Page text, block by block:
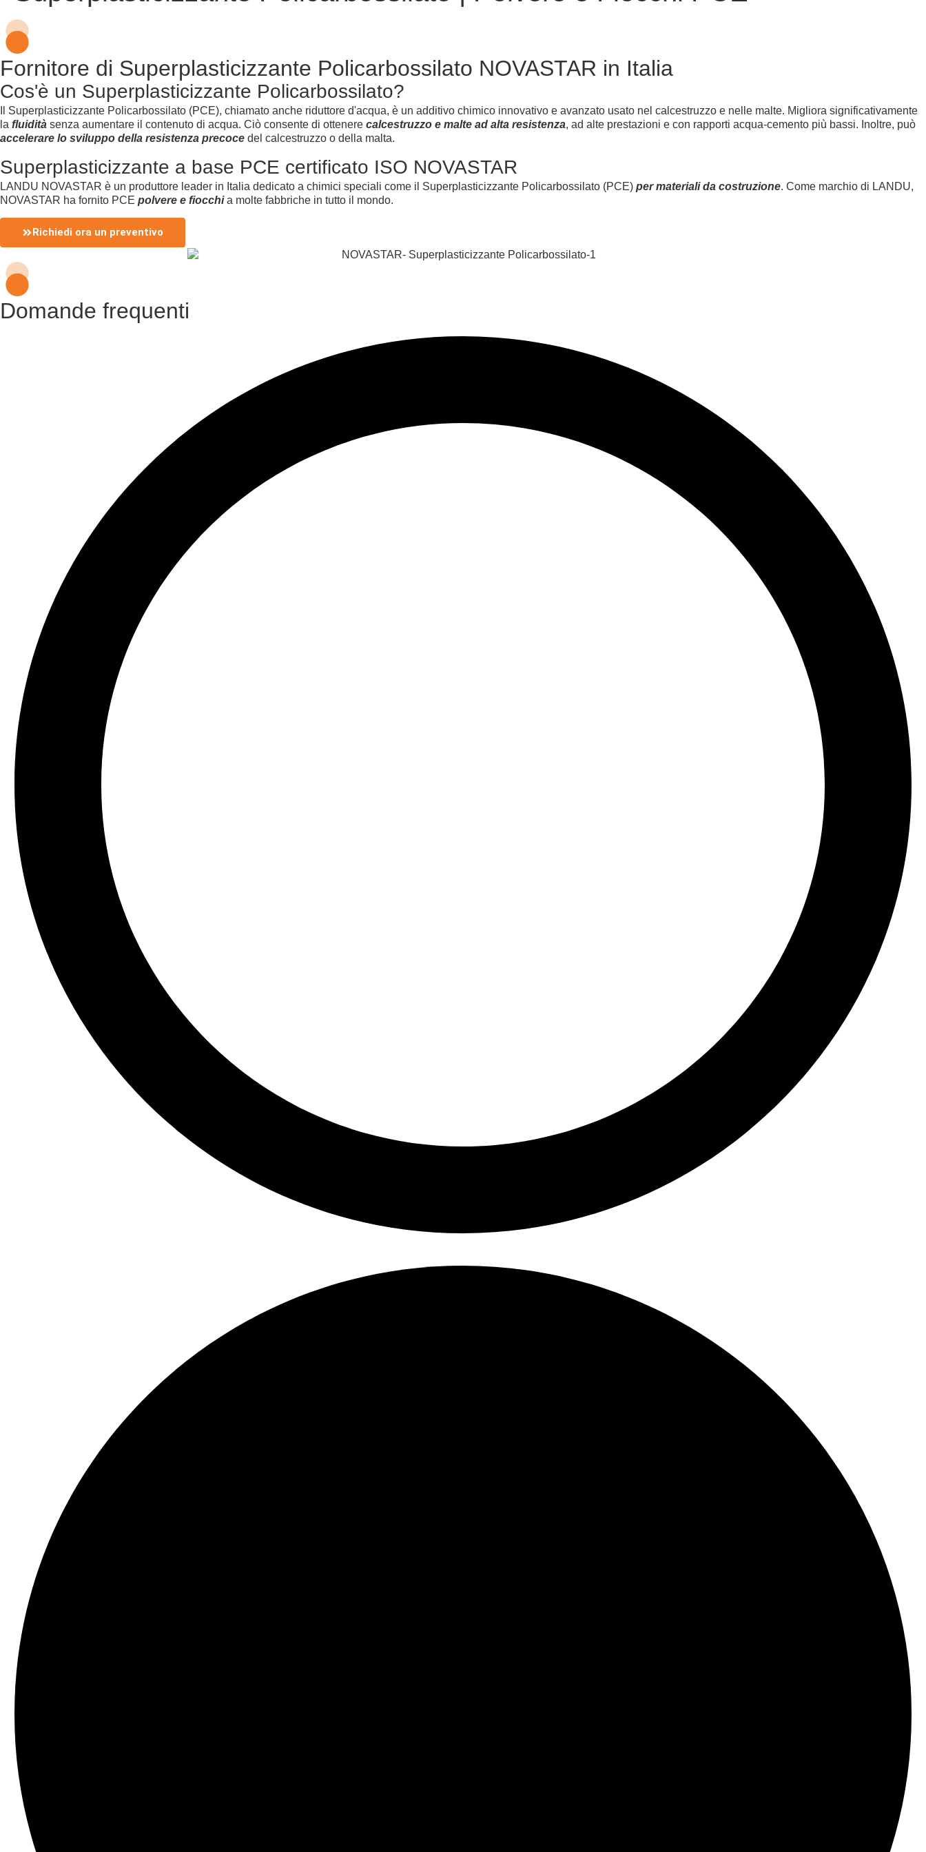
Fornitore di Superplasticizzante Policarbossilato NOVASTAR in Italia
Cos'è un Superplasticizzante Policarbossilato?
Il Superplasticizzante Policarbossilato (PCE), chiamato anche riduttore d'acqua, è un additivo chimico innovativo e avanzato usato nel calcestruzzo e nelle malte. Migliora significativamente
la fluidità senza aumentare il contenuto di acqua. Ciò consente di ottenere calcestruzzo e malte ad alta resistenza, ad alte prestazioni e con rapporti acqua-cemento più bassi. Inoltre, può
accelerare lo sviluppo della resistenza precoce del calcestruzzo o della malta.
Superplasticizzante a base PCE certificato ISO NOVASTAR
LANDU NOVASTAR è un produttore leader in Italia dedicato a chimici speciali come il Superplasticizzante Policarbossilato (PCE) per materiali da costruzione. Come marchio di LANDU,
NOVASTAR ha fornito PCE polvere e fiocchia molte fabbriche in tutto il mondo.
Richiedi ora un preventivo
Domande frequenti